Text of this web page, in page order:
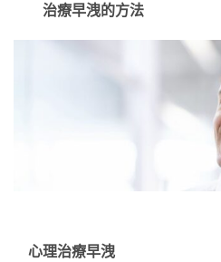
治療早洩的方法
心理治療早洩